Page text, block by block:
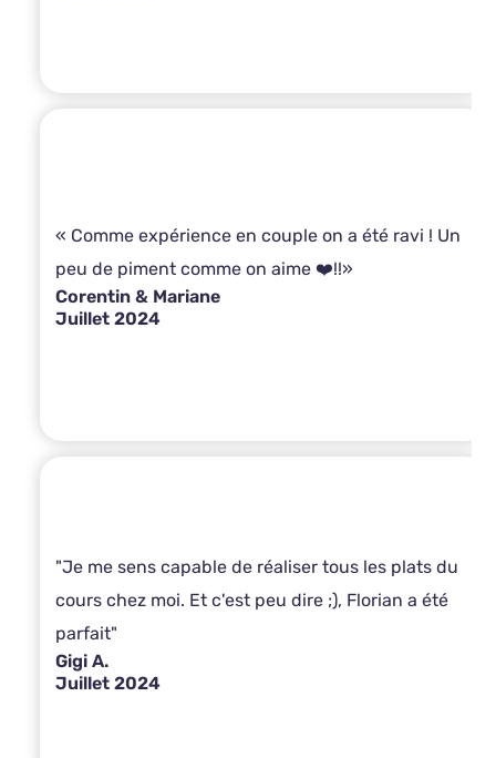
« Comme expérience en couple on a été ravi ! Un
peu de piment comme on aime ❤️!!»
Corentin & Mariane
Juillet 2024
"Je me sens capable de réaliser tous les plats du
cours chez moi. Et c'est peu dire ;), Florian a été
parfait"
Gigi A.
Juillet 2024